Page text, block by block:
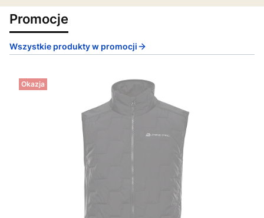
Promocje
Wszystkie produkty w promocji
Okazja